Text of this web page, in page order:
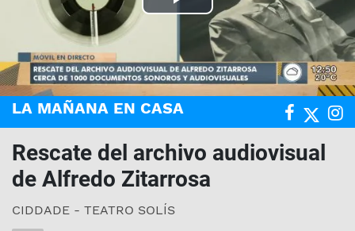
Play
Video
LA MAÑANA EN CASA
Rescate del archivo audiovisual
de Alfredo Zitarrosa
CIDDADE - TEATRO SOLÍS